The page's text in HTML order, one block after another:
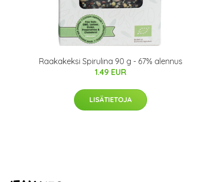
Raakakeksi Spirulina 90 g - 67% alennus
1.49 EUR
LISÄTIETOJA